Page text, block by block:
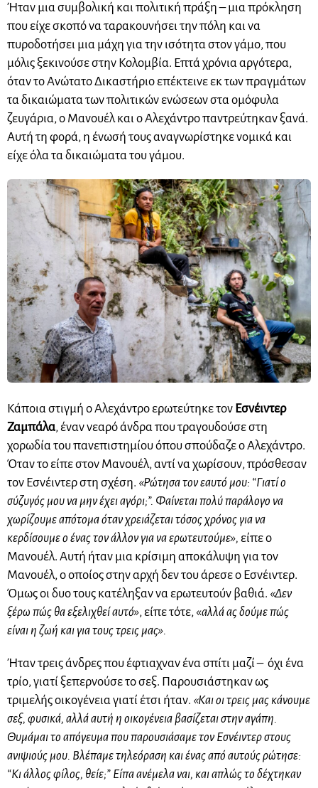
Ήταν μια συμβολική και πολιτική πράξη – μια πρόκληση
που είχε σκοπό να ταρακουνήσει την πόλη και να
πυροδοτήσει μια μάχη για την ισότητα στον γάμο, που
μόλις ξεκινούσε στην Κολομβία. Επτά χρόνια αργότερα,
όταν το Ανώτατο Δικαστήριο επέκτεινε εκ των πραγμάτων
τα δικαιώματα των πολιτικών ενώσεων στα ομόφυλα
ζευγάρια, ο Μανουέλ και ο Αλεχάντρο παντρεύτηκαν ξανά.
Αυτή τη φορά, η ένωσή τους αναγνωρίστηκε νομικά και
είχε όλα τα δικαιώματα του γάμου.
Κάποια στιγμή ο Αλεχάντρο ερωτεύτηκε τον Εσνέιντερ
Ζαμπάλα, έναν νεαρό άνδρα που τραγουδούσε στη
χορωδία του πανεπιστημίου όπου σπούδαζε ο Αλεχάντρο.
Όταν το είπε στον Μανουέλ, αντί να χωρίσουν, πρόσθεσαν
τον Εσνέιντερ στη σχέση. «Ρώτησα τον εαυτό μου: “Γιατί ο
σύζυγός μου να μην έχει αγόρι;”. Φαίνεται πολύ παράλογο να
χωρίζουμε απότομα όταν χρειάζεται τόσος χρόνος για να
κερδίσουμε ο ένας τον άλλον για να ερωτευτούμε», είπε ο
Μανουέλ. Αυτή ήταν μια κρίσιμη αποκάλυψη για τον
Μανουέλ, ο οποίος στην αρχή δεν του άρεσε ο Εσνέιντερ.
Όμως οι δυο τους κατέληξαν να ερωτευτούν βαθιά. «Δεν
ξέρω πώς θα εξελιχθεί αυτό», είπε τότε, «αλλά ας δούμε πώς
είναι η ζωή και για τους τρεις μας».
Ήταν τρεις άνδρες που έφτιαχναν ένα σπίτι μαζί – όχι ένα
τρίο, γιατί ξεπερνούσε το σεξ. Παρουσιάστηκαν ως
τριμελής οικογένεια γιατί έτσι ήταν. «Και οι τρεις μας κάνουμε
σεξ, φυσικά, αλλά αυτή η οικογένεια βασίζεται στην αγάπη.
Θυμάμαι το απόγευμα που παρουσιάσαμε τον Εσνέιντερ στους
ανιψιούς μου. Βλέπαμε τηλεόραση και ένας από αυτούς ρώτησε:
“Κι άλλος φίλος, θείε;” Είπα ανέμελα ναι, και απλώς το δέχτηκαν